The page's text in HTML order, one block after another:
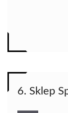
6. Sklep